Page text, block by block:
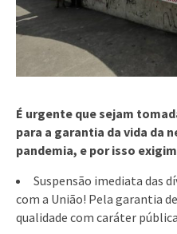
É urgente que sejam
para a garantia da vida da
pandemia, e por isso
Suspensão imediata das
com a União! Pela garantia
qualidade com caráter